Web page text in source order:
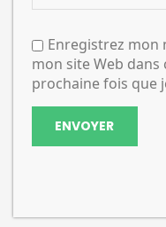
Enregistrez mon
mon site Web
prochaine fois que